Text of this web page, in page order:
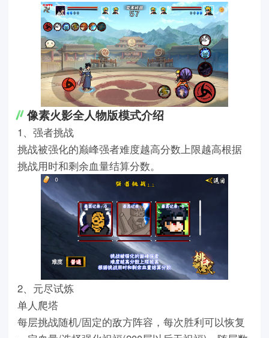
像素火影全人物版模式介绍
1、强者挑战
挑战被强化的巅峰强者难度越高分数上限越高根据
挑战用时和剩余血量结算分数。
2、元尽试炼
单人爬塔
每层挑战随机/固定的敌方阵容，每次胜利可以恢复